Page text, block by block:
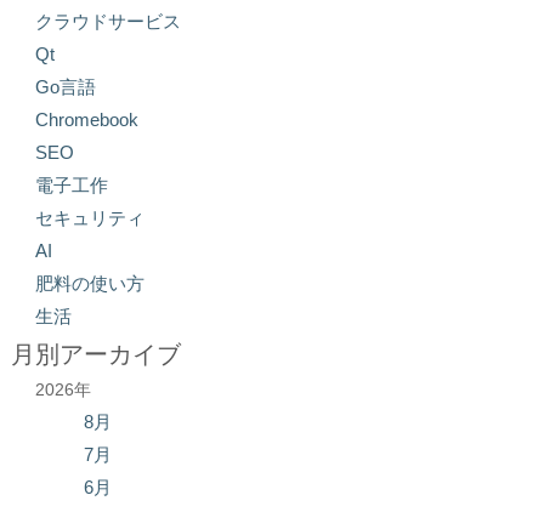
クラウドサービス
Qt
Go言語
Chromebook
SEO
電子工作
セキュリティ
AI
肥料の使い方
生活
月別アーカイブ
2026年
8月
7月
6月